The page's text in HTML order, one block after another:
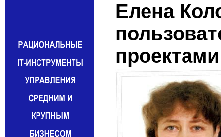
Елена